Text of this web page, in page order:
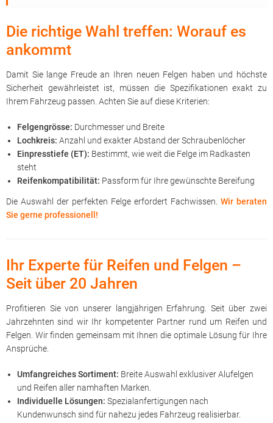
Die richtige Wahl treffen: Worauf es
ankommt
Damit Sie lange Freude an Ihren neuen Felgen haben und höchste
Sicherheit gewährleistet ist, müssen die Spezifikationen exakt zu
Ihrem Fahrzeug passen. Achten Sie auf diese Kriterien:
Felgengrösse: Durchmesser und Breite
Lochkreis: Anzahl und exakter Abstand der Schraubenlöcher
Einpresstiefe (ET): Bestimmt, wie weit die Felge im Radkasten
steht
Reifenkompatibilität: Passform für Ihre gewünschte Bereifung
Die Auswahl der perfekten Felge erfordert Fachwissen. Wir beraten
Sie gerne professionell!
Ihr Experte für Reifen und Felgen –
Seit über 20 Jahren
Profitieren Sie von unserer langjährigen Erfahrung. Seit über zwei
Jahrzehnten sind wir Ihr kompetenter Partner rund um Reifen und
Felgen. Wir finden gemeinsam mit Ihnen die optimale Lösung für Ihre
Ansprüche.
Umfangreiches Sortiment: Breite Auswahl exklusiver Alufelgen
und Reifen aller namhaften Marken.
Individuelle Lösungen: Spezialanfertigungen nach
Kundenwunsch sind für nahezu jedes Fahrzeug realisierbar.